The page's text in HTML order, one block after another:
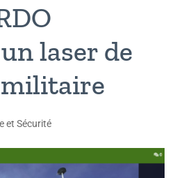
laser de
et Sécurité